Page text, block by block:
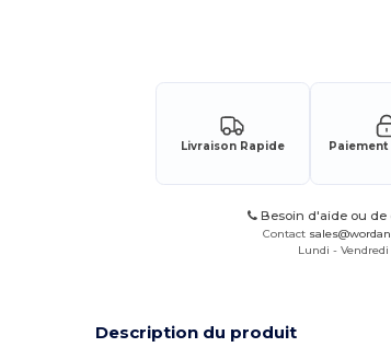
Livraison Rapide Paiement
Besoin d'aide ou
Contact
Lundi -
Description du produit